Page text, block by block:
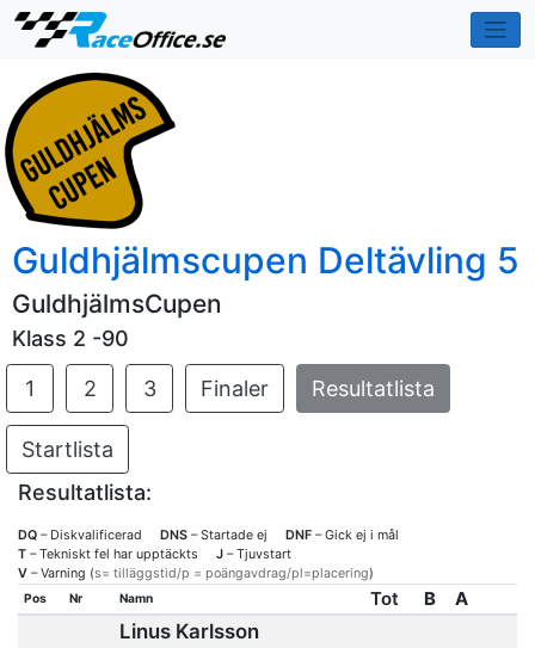
Guldhjälmscupen Deltävling 5
GuldhjälmsCupen
Klass 2 -90
1
2 3 Finaler Resultatlista
Startlista
Resultatlista:
DQ – Diskvalificerad DNS – Startade ej DNF – Gick ej i mål
T – Tekniskt fel har upptäckts J – Tjuvstart
V – Varning (s= tilläggstid/p = poängavdrag/pl=placering)
Pos Nr Namn Tot B A
Linus Karlsson